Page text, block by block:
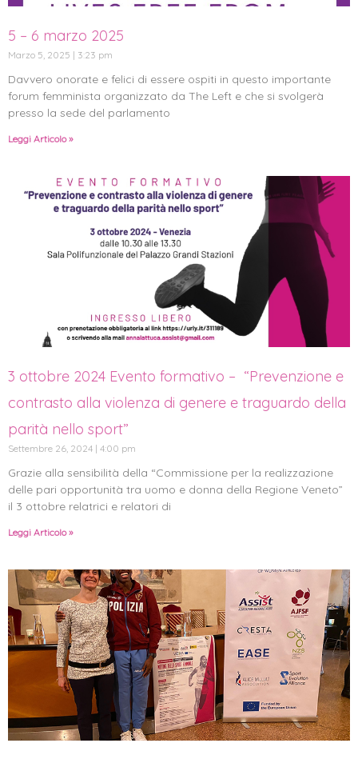
5 – 6 marzo 2025
Marzo 5, 2025 3:23 pm
Davvero onorate e felici di essere ospiti in questo importante
forum femminista organizzato da The Left e che si svolgerà
presso la sede del parlamento
Leggi Articolo »
3 ottobre 2024 Evento formativo – “Prevenzione e
contrasto alla violenza di genere e traguardo della
parità nello sport”
Settembre 26, 2024 4:00 pm
Grazie alla sensibilità della “Commissione per la realizzazione
delle pari opportunità tra uomo e donna della Regione Veneto”
il 3 ottobre relatrici e relatori di
Leggi Articolo »